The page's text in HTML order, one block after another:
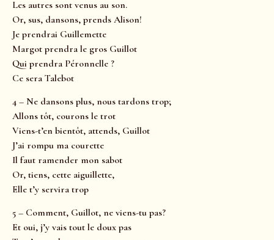
Les autres sont venus au son.
Or, sus, dansons, prends Alison!
Je prendrai Guillemette
Margot prendra le gros Guillot
Qui prendra Péronnelle ?
Ce sera Talebot
4 – Ne dansons plus, nous tardons trop;
Allons tôt, courons le trot
Viens-t’en bientôt, attends, Guillot
J’ai rompu ma courette
Il faut ramender mon sabot
Or, tiens, cette aiguillette,
Elle t’y servira trop
5 – Comment, Guillot, ne viens-tu pas?
Et oui, j’y vais tout le doux pas